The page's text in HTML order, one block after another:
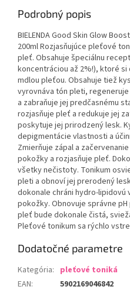
Podrobný popis
BIELENDA Good Skin Glow
200ml Rozjasňujúce pleťové
pleť. Obsahuje špeciálnu
koncentráciou až 2%!), ktoré
mdlou pleťou. Obsahuje tiež
vyrovnáva tón pleti,
a zabraňuje jej predčasnému
rozjasňuje pleť a redukuje jej
poskytuje jej prirodzený lesk.
depigmentácie vlastnosti a
Zmierňuje zápal a
pokožky a rozjasňuje pleť.
všetky nečistoty. Tonikum
pleti a obnoví jej prerodený
dokonale chráni hydro-
pokožky. Obnovuje správne
pleť bude dokonale čistá,
Pleťové tonikum sa rýchlo
Dodatočné parametre
Kategória: pleťové toniká
EAN: 5902169046842